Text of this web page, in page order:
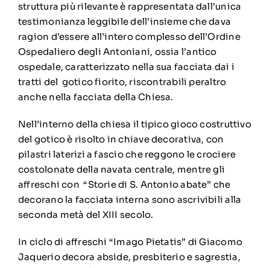
struttura più rilevante è rappresentata dall’unica
testimonianza leggibile dell’insieme che dava
ragion d’essere all’intero complesso dell’Ordine
Ospedaliero degli Antoniani, ossia l’antico
ospedale, caratterizzato nella sua facciata dai i
tratti del gotico fiorito, riscontrabili peraltro
anche nella facciata della Chiesa.
Nell’interno della chiesa il tipico gioco costruttivo
del gotico è risolto in chiave decorativa, con
pilastri laterizi a fascio che reggono le crociere
costolonate della navata centrale, mentre gli
affreschi con “Storie di S. Antonio abate” che
decorano la facciata interna sono ascrivibili alla
seconda metà del XIII secolo.
In ciclo di affreschi “Imago Pietatis” di Giacomo
Jaquerio decora abside, presbiterio e sagrestia,